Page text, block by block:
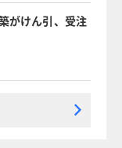
がけん引、受注